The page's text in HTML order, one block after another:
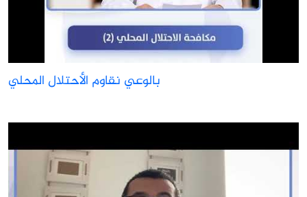
بالوعي نقاوم الأحتلال المحلي